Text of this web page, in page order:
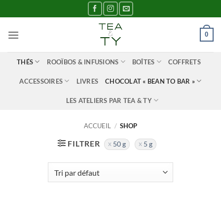
au
contenu
0
THÉS ROOÏBOS & INFUSIONS BOÎTES COFFRETS
ACCESSOIRES LIVRES CHOCOLAT « BEAN TO BAR »
LES ATELIERS PAR TEA & TY
ACCUEIL / SHOP
FILTRER 50 g 5 g